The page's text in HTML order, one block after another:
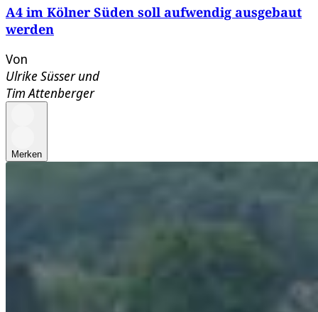
A4 im Kölner Süden soll aufwendig ausgebaut
werden
Von
Ulrike Süsserund
Tim Attenberger
Merken